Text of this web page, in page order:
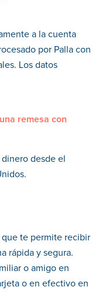
a la cuenta
por Palla con
Los datos
remesa con
desde el
que te permite recibir
rápida y segura.
o amigo en
o en efectivo en